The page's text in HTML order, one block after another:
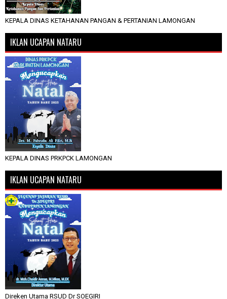
KEPALA DINAS KETAHANAN PANGAN & PERTANIAN LAMONGAN
IKLAN UCAPAN NATARU
KEPALA DINAS PRKPCK LAMONGAN
IKLAN UCAPAN NATARU
Direken Utama RSUD Dr SOEGIRI